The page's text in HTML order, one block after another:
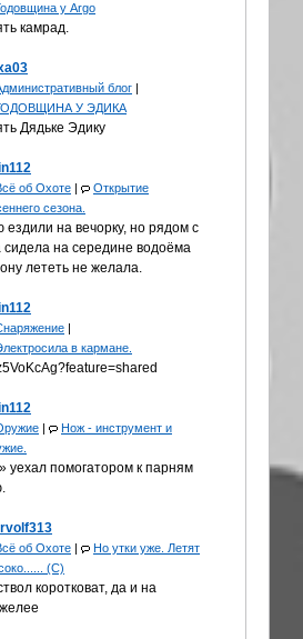
у Аrgo
камрад.
блог |
У ЭДИКА
Дядьке Эдику
об Охоте |
Открытие
сезона.
ездили на вечорку, но рядом с
сидела на середине водоёма
лететь не желала.
|
в кармане.
|
Нож - инструмент и
уехал помогатором к парням
об Охоте |
Но утки уже. Летят
(С)
коротковат, да и на